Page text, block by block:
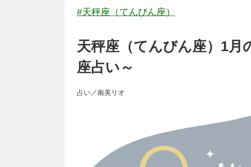
#天秤座（てんびん座）
天秤座（てんびん座）1月
座占い～
占い／南美リオ